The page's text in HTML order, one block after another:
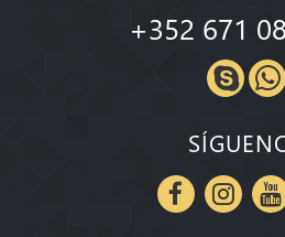
+352 671